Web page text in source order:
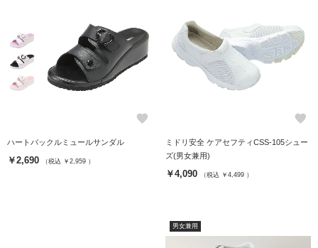
favorite
ハートバックルミュールサンダル
￥2,690 （税込 ￥2,959 ）
favorite
ミドリ安全 ケアセフティCSS-105シュー
ズ(男女兼用)
￥4,090 （税込 ￥4,499 ）
男女兼用